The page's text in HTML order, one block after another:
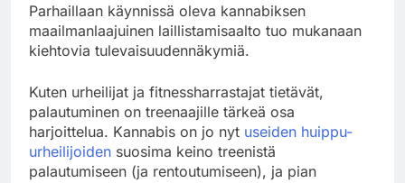
Parhaillaan käynnissä oleva kannabiksen
maailmanlaajuinen laillistamisaalto tuo mukanaan
kiehtovia tulevaisuudennäkymiä.
Kuten urheilijat ja fitnessharrastajat tietävät,
palautuminen on treenaajille tärkeä osa
harjoittelua. Kannabis on jo nyt useiden huippu-
urheilijoiden suosima keino treenistä
palautumiseen (ja rentoutumiseen), ja pian